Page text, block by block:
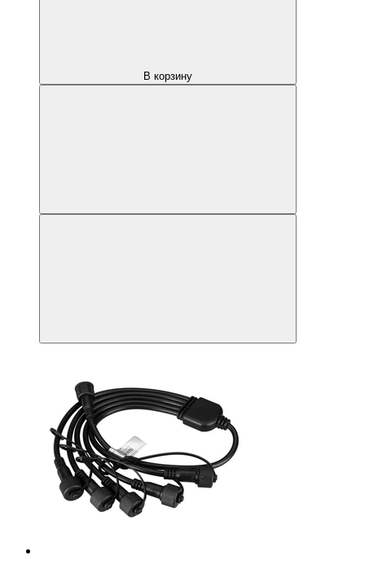
В корзину